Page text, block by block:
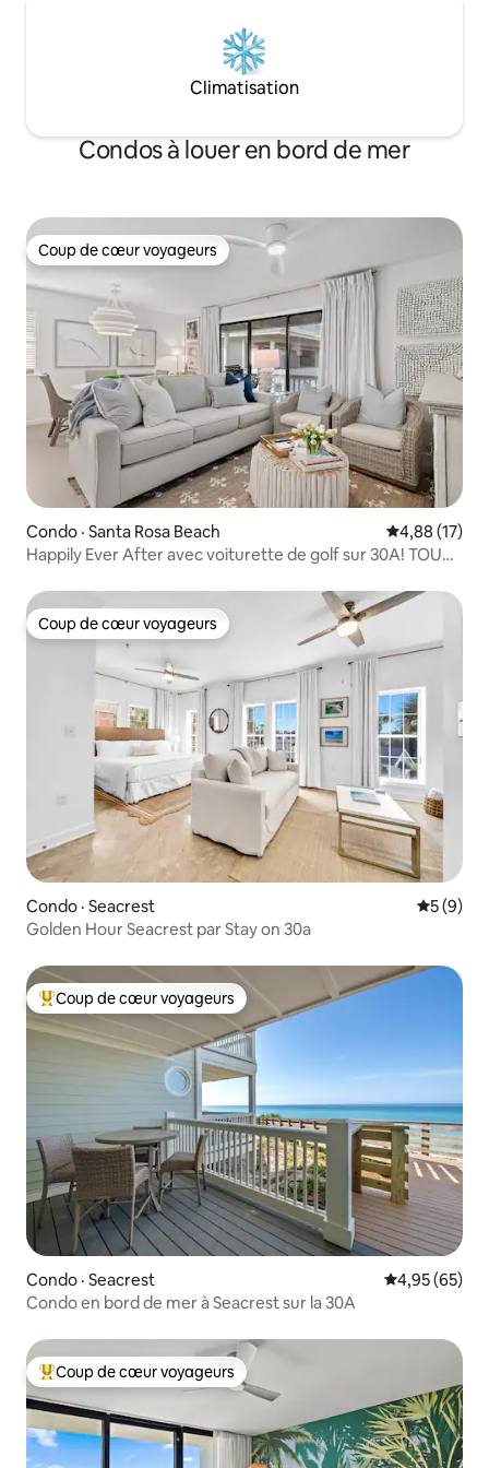
Climatisation
Condos à louer en bord de mer
Coup de cœur voyageurs
Coup de cœur voyageurs
Condo · Santa Rosa Beach Note
4,88 (17)
Happily Ever After avec voiturette de golf sur 30A! TOUT
Coup de cœur voyageurs
Coup de cœur voyageurs
Condo · Seacrest Note
5 (9)
Golden Hour Seacrest par Stay on 30a
Coup de cœur voyageurs parmi les plus aimés
Coup de cœur voyageurs
Condo · Seacrest Note
4,95 (65)
Condo en bord de mer à Seacrest sur la 30A
Coup de cœur voyageurs parmi les plus aimés
Coup de cœur voyageurs